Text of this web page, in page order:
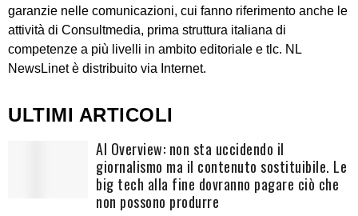
garanzie nelle comunicazioni, cui fanno riferimento anche le
attività di Consultmedia, prima struttura italiana di
competenze a più livelli in ambito editoriale e tlc. NL
NewsLinet è distribuito via Internet.
ULTIMI ARTICOLI
AI Overview: non sta uccidendo il
giornalismo ma il contenuto sostituibile. Le
big tech alla fine dovranno pagare ciò che
non possono produrre